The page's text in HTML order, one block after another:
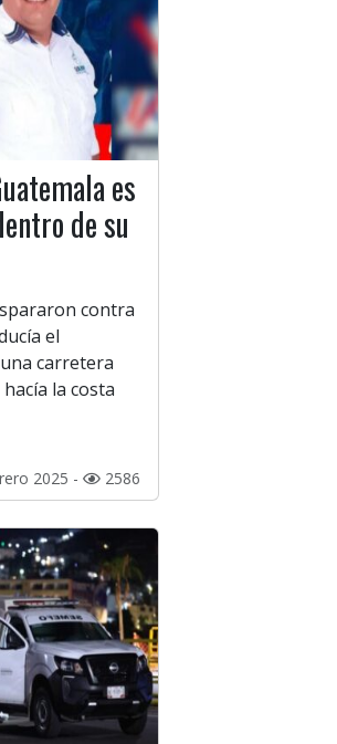
es
de su
contra
el
carretera
la costa
2025 - 2586